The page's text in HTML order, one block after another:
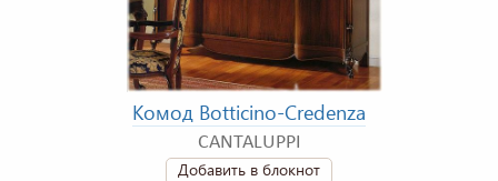
Комод Botticino-Credenza
CANTALUPPI
Добавить в блокнот